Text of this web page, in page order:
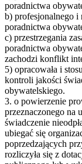
poradnictwa
b) profesjonalnego i
poradnictwa
c) przestrzegania
poradnictwa
zachodzi konflikt
5) opracowała i
kontroli jakości
obywatelskiego.
3. o powierzenie
przeznaczonego na
świadczenie
ubiegać się
poprzedzających
rozliczyła się z